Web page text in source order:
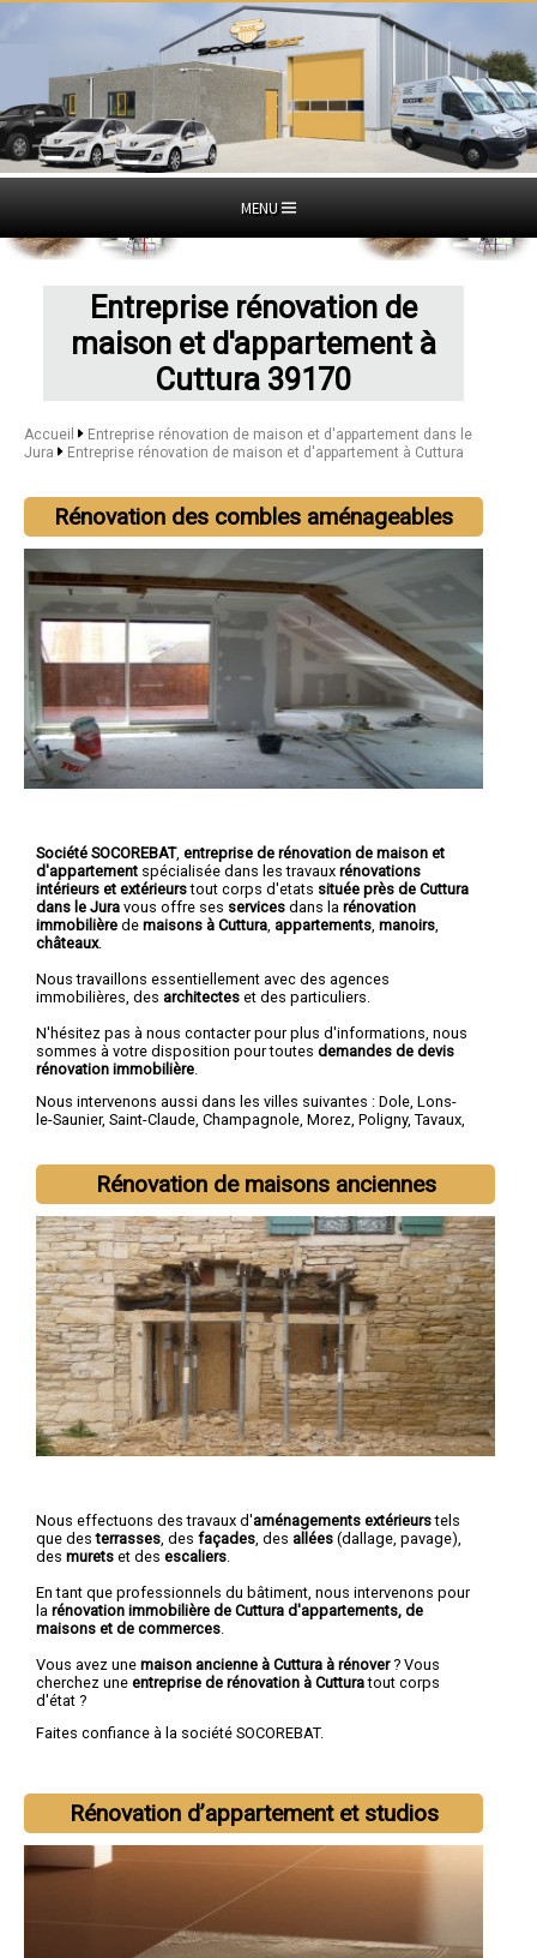
MENU
Entreprise rénovation de
maison et d'appartement à
Cuttura 39170
Accueil
Entreprise rénovation de maison et d'appartement dans le
Jura
Entreprise rénovation de maison et d'appartement à Cuttura
Rénovation des combles aménageables
Société SOCOREBAT, entreprise de rénovation de maison et
d'appartement spécialisée dans les travaux rénovations
intérieurs et extérieurstout corps d'etats située près de Cuttura
dans le Jura vous offre ses services dans la rénovation
immobilière de maisons à Cuttura appartements manoirs
châteaux.
Nous travaillons essentiellement avec des agences
immobilières, des architectes et des particuliers.
N'hésitez pas à nous contacter pour plus d'informations, nous
sommes à votre disposition pour toutes demandes de devis
rénovation immobilière
Nous intervenons aussi dans les villes suivantes : Dole, Lons-
le-Saunier, Saint-Claude, Champagnole, Morez, Poligny, Tavaux,
Rénovation de maisons anciennes
Nous effectuons des travaux d'aménagements extérieurstels
que desterrasses , des façades , des allées (dallage, pavage),
des murets et des escaliers
En tant que professionnels du bâtiment, nous intervenons pour
la rénovation immobilière de Cuttura d'appartements, de
maisons et de commerces
Vous avez une maison ancienne à Cuttura à rénover? Vous
cherchez une entreprise de rénovation à Cutturatout corps
d'état ?
Faites confiance à la société SOCOREBAT.
Rénovation d’appartement et studios